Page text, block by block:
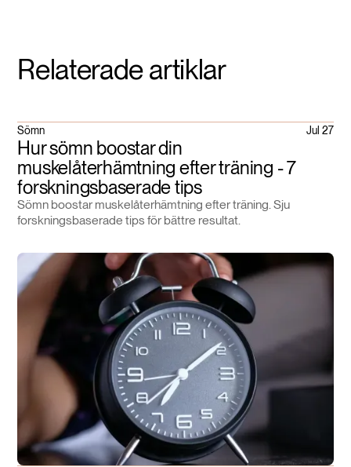
Relaterade artiklar
Sömn Jul 27
Hur sömn boostar din
muskelåterhämtning efter träning - 7
forskningsbaserade tips
Sömn boostar muskelåterhämtning efter träning. Sju
forskningsbaserade tips för bättre resultat.